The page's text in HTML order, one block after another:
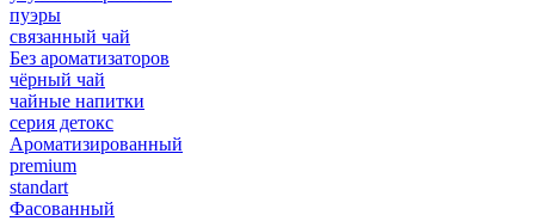
пуэры
связанный чай
Без ароматизаторов
чёрный чай
чайные напитки
серия детокс
Ароматизированный
premium
standart
Фасованный